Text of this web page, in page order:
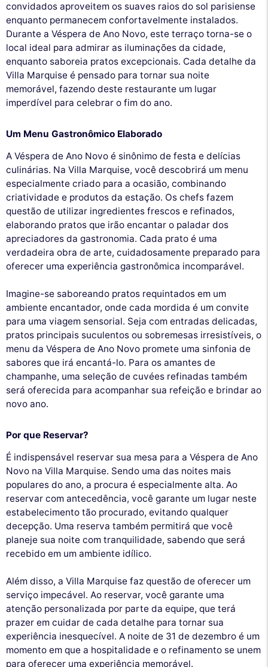
convidados aproveitem os suaves raios do sol parisiense
enquanto permanecem confortavelmente instalados.
Durante a Véspera de Ano Novo, este terraço torna-se o
local ideal para admirar as iluminações da cidade,
enquanto saboreia pratos excepcionais. Cada detalhe da
Villa Marquise é pensado para tornar sua noite
memorável, fazendo deste restaurante um lugar
imperdível para celebrar o fim do ano.
Um Menu Gastronômico Elaborado
A Véspera de Ano Novo é sinônimo de festa e delícias
culinárias. Na Villa Marquise, você descobrirá um menu
especialmente criado para a ocasião, combinando
criatividade e produtos da estação. Os chefs fazem
questão de utilizar ingredientes frescos e refinados,
elaborando pratos que irão encantar o paladar dos
apreciadores da gastronomia. Cada prato é uma
verdadeira obra de arte, cuidadosamente preparado para
oferecer uma experiência gastronômica incomparável.
Imagine-se saboreando pratos requintados em um
ambiente encantador, onde cada mordida é um convite
para uma viagem sensorial. Seja com entradas delicadas,
pratos principais suculentos ou sobremesas irresistíveis, o
menu da Véspera de Ano Novo promete uma sinfonia de
sabores que irá encantá-lo. Para os amantes de
champanhe, uma seleção de cuvées refinadas também
será oferecida para acompanhar sua refeição e brindar ao
novo ano.
Por que Reservar?
É indispensável reservar sua mesa para a Véspera de Ano
Novo na Villa Marquise. Sendo uma das noites mais
populares do ano, a procura é especialmente alta. Ao
reservar com antecedência, você garante um lugar neste
estabelecimento tão procurado, evitando qualquer
decepção. Uma reserva também permitirá que você
planeje sua noite com tranquilidade, sabendo que será
recebido em um ambiente idílico.
Além disso, a Villa Marquise faz questão de oferecer um
serviço impecável. Ao reservar, você garante uma
atenção personalizada por parte da equipe, que terá
prazer em cuidar de cada detalhe para tornar sua
experiência inesquecível. A noite de 31 de dezembro é um
momento em que a hospitalidade e o refinamento se unem
para oferecer uma experiência memorável.